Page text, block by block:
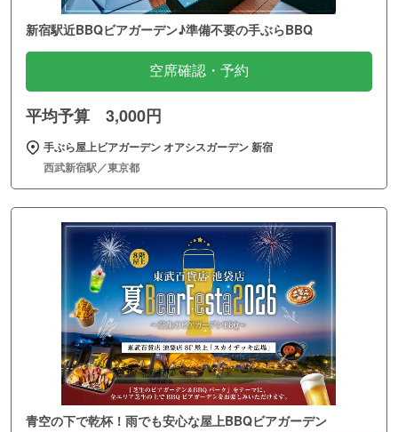
新宿駅近BBQビアガーデン♪準備不要の手ぶらBBQ
空席確認・予約
平均予算 3,000円
手ぶら屋上ビアガーデン オアシスガーデン 新宿
西武新宿駅／東京都
青空の下で乾杯！雨でも安心な屋上BBQビアガーデン